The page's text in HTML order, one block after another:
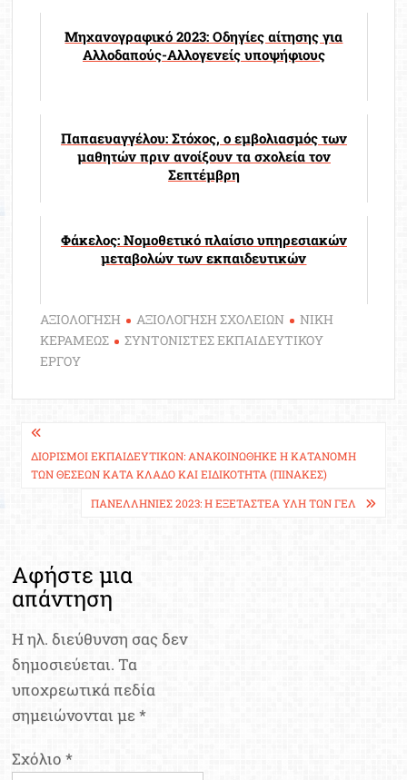
Μηχανογραφικό 2023: Οδηγίες αίτησης για
Αλλοδαπούς-Αλλογενείς υποψήφιους
Παπαευαγγέλου: Στόχος, ο εμβολιασμός των
μαθητών πριν ανοίξουν τα σχολεία τον
Σεπτέμβρη
Φάκελος: Νομοθετικό πλαίσιο υπηρεσιακών
μεταβολών των εκπαιδευτικών
ΑΞΙΟΛΟΓΗΣΗ ΑΞΙΟΛΟΓΗΣΗ ΣΧΟΛΕΙΩΝ
ΝΙΚΗ
ΚΕΡΑΜΕΩΣ
ΣΥΝΤΟΝΙΣΤΕΣ ΕΚΠΑΙΔΕΥΤΙΚΟΥ
ΕΡΓΟΥ
Πλοήγηση
άρθρων
ΔΙΟΡΙΣΜΟΊ ΕΚΠΑΙΔΕΥΤΙΚΏΝ: ΑΝΑΚΟΙΝΏΘΗΚΕ Η ΚΑΤΑΝΟΜΉ
ΤΩΝ ΘΈΣΕΩΝ ΚΑΤΆ ΚΛΆΔΟ ΚΑΙ ΕΙΔΙΚΌΤΗΤΑ (ΠΊΝΑΚΕΣ)
ΠΑΝΕΛΛΉΝΙΕΣ 2023: Η ΕΞΕΤΑΣΤΈΑ ΎΛΗ ΤΩΝ ΓΕΛ
Αφήστε μια
απάντηση
Η ηλ. διεύθυνση σας δεν
δημοσιεύεται. Τα
υποχρεωτικά πεδία
σημειώνονται με*
Σχόλιο*